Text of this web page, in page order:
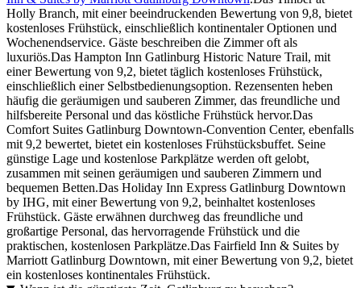
Holly Branch, mit einer beeindruckenden Bewertung von 9,8, bietet
kostenloses Frühstück, einschließlich kontinentaler Optionen und
Wochenendservice. Gäste beschreiben die Zimmer oft als
luxuriös.Das Hampton Inn Gatlinburg Historic Nature Trail, mit
einer Bewertung von 9,2, bietet täglich kostenloses Frühstück,
einschließlich einer Selbstbedienungsoption. Rezensenten heben
häufig die geräumigen und sauberen Zimmer, das freundliche und
hilfsbereite Personal und das köstliche Frühstück hervor.Das
Comfort Suites Gatlinburg Downtown-Convention Center, ebenfalls
mit 9,2 bewertet, bietet ein kostenloses Frühstücksbuffet. Seine
günstige Lage und kostenlose Parkplätze werden oft gelobt,
zusammen mit seinen geräumigen und sauberen Zimmern und
bequemen Betten.Das Holiday Inn Express Gatlinburg Downtown
by IHG, mit einer Bewertung von 9,2, beinhaltet kostenloses
Frühstück. Gäste erwähnen durchweg das freundliche und
großartige Personal, das hervorragende Frühstück und die
praktischen, kostenlosen Parkplätze.Das Fairfield Inn & Suites by
Marriott Gatlinburg Downtown, mit einer Bewertung von 9,2, bietet
ein kostenloses kontinentales Frühstück.